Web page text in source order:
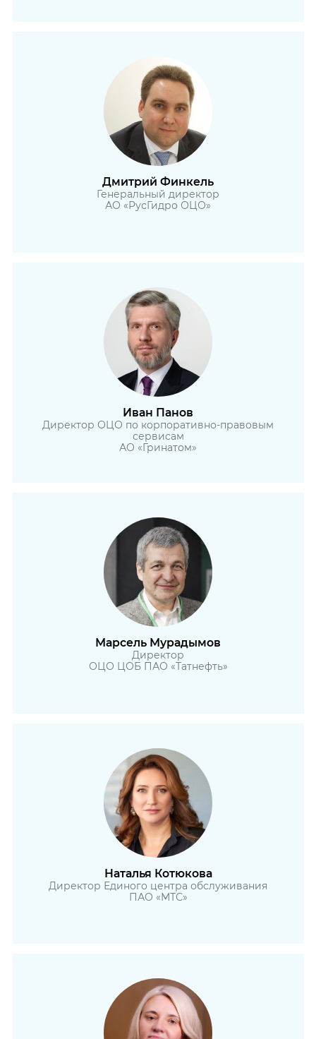
Дмитрий Финкель
Генеральный директор
АО «РусГидро ОЦО»
Иван Панов
Директор ОЦО по корпоративно-правовым
сервисам
АО «Гринатом»
Марсель Мурадымов
Директор
ОЦО ЦОБ ПАО «Татнефть»
Наталья Котюкова
Директор Единого центра обслуживания
ПАО «МТС»